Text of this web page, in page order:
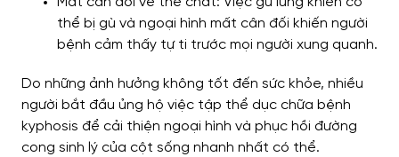
thể bị gù và ngoại hình mất cân đối khiến người
bệnh cảm thấy tự ti trước mọi người xung quanh.
Do những ảnh hưởng không tốt đến sức khỏe, nhiều
người bắt đầu ủng hộ việc tập thể dục chữa bệnh
kyphosis để cải thiện ngoại hình và phục hồi đường
cong sinh lý của cột sống nhanh nhất có thể.